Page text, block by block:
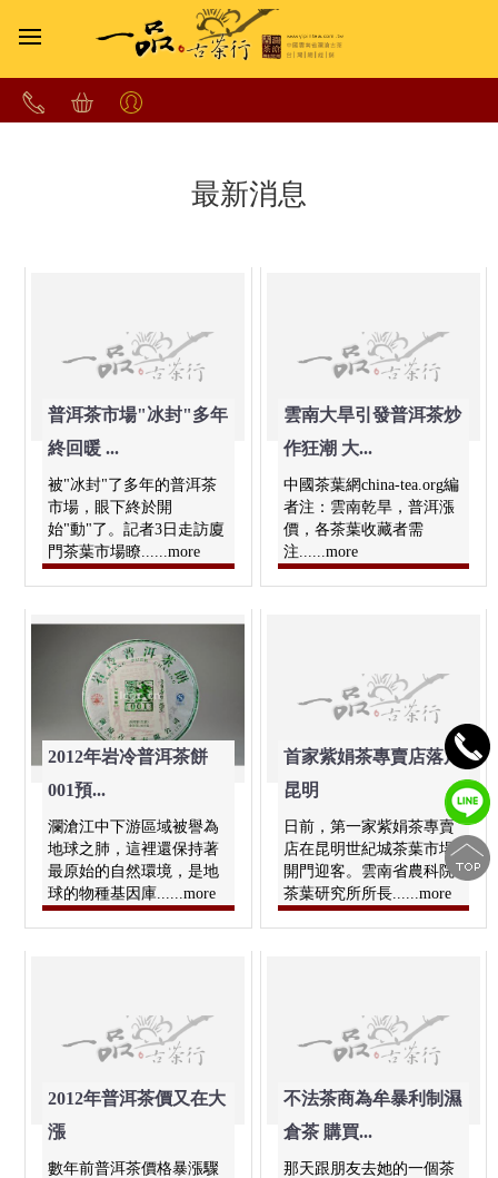
最新消息
普洱茶市場"冰封"多年
終回暖 ...
被"冰封"了多年的普洱茶
市場，眼下終於開
始"動"了。記者3日走訪廈
門茶葉市場瞭......more
雲南大旱引發普洱茶炒
作狂潮 大...
中國茶葉網china-tea.org編
者注：雲南乾旱，普洱漲
價，各茶葉收藏者需
注......more
2012年岩冷普洱茶餅
001預...
瀾滄江中下游區域被譽為
地球之肺，這裡還保持著
最原始的自然環境，是地
球的物種基因庫......more
首家紫娟茶專賣店落戶
昆明
日前，第一家紫娟茶專賣
店在昆明世紀城茶葉市場
開門迎客。雲南省農科院
茶葉研究所所長......more
2012年普洱茶價又在大
漲
數年前普洱茶價格暴漲驟
不法茶商為牟暴利制濕
倉茶 購買...
那天跟朋友去她的一個茶